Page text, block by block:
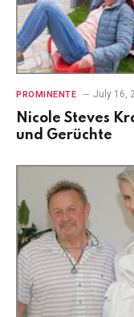
PROMINENTE July 16,
Nicole Steves
und Gerüchte